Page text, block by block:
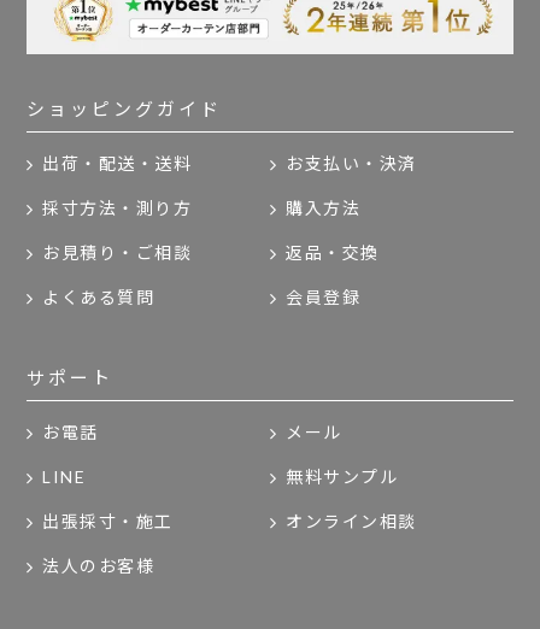
ショッピングガイド
出荷・配送・送料 お支払い・決済
採寸方法・測り方 購入方法
お見積り・ご相談 返品・交換
よくある質問 会員登録
サポート
お電話 メール
LINE 無料サンプル
出張採寸・施工 オンライン相談
法人のお客様